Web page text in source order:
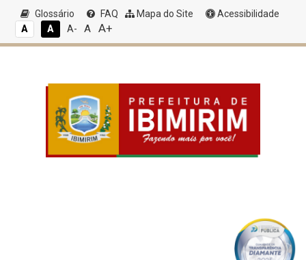
Glossário FAQ Mapa do Site
Acessibilidade
A
A A- A A+